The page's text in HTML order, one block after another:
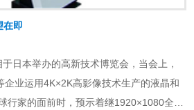
在即
日本举办的高新技术博览会，当会上，
企业运用4K×2K高影像技术生产的液晶和
行家的面前时，预示着继1920×1080全高